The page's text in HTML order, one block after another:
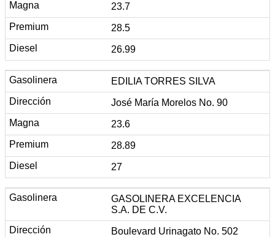
23.7
28.5
26.99
EDILIA TORRES SILVA
José María Morelos No. 90
23.6
28.89
27
GASOLINERA EXCELENCIA
S.A. DE C.V.
Boulevard Urinagato No. 502